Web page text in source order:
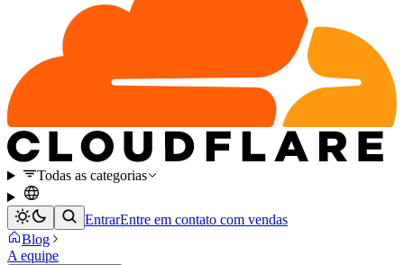
Todas as categorias
EntrarEntre em contato com vendas
Blog
A equipe